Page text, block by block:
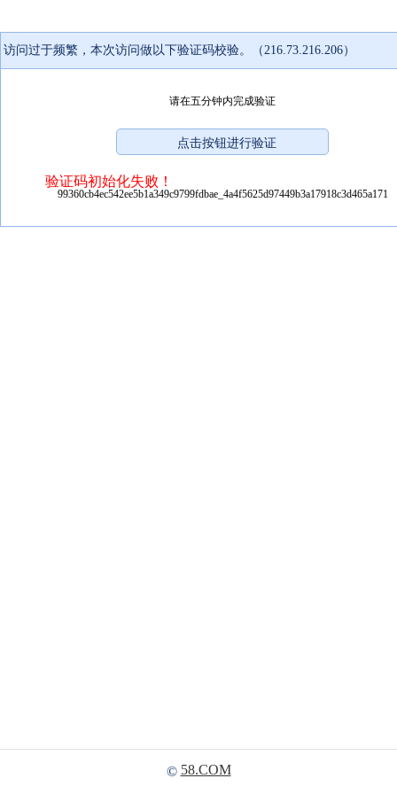
访问过于频繁，本次访问做以下验证码校验。（216.73.216.206）
请在五分钟内完成验证
验证码初始化失败！
99360cb4ec542ee5b1a349c9799fdbae_4a4f5625d97449b3a17918c3d465a171
© 58.COM